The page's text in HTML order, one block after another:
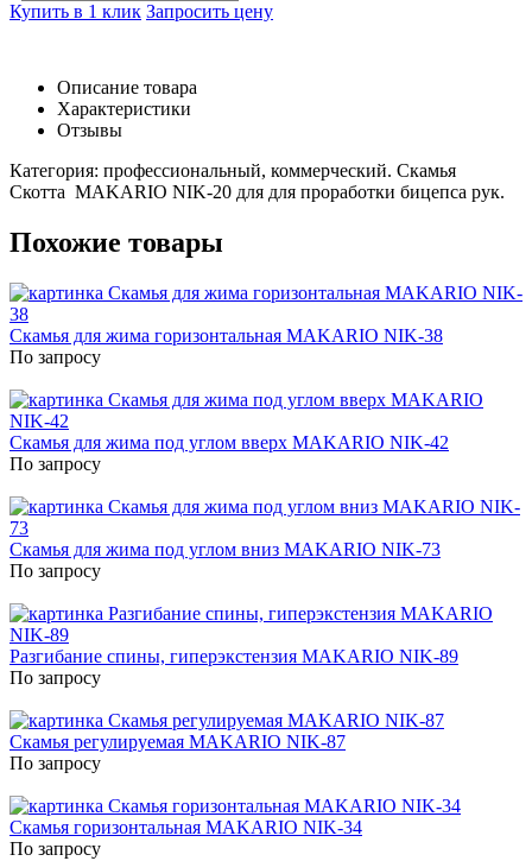
Купить в 1 клик Запросить цену
Описание товара
Характеристики
Отзывы
Категория: профессиональный, коммерческий. Скамья
Скотта MAKARIO NIK-20 для для проработки бицепса рук.
Похожие товары
Скамья для жима горизонтальная MAKARIO NIK-38
По запросу
Скамья для жима под углом вверх MAKARIO NIK-42
По запросу
Скамья для жима под углом вниз MAKARIO NIK-73
По запросу
Разгибание спины, гиперэкстензия MAKARIO NIK-89
По запросу
Скамья регулируемая MAKARIO NIK-87
По запросу
Скамья горизонтальная MAKARIO NIK-34
По запросу